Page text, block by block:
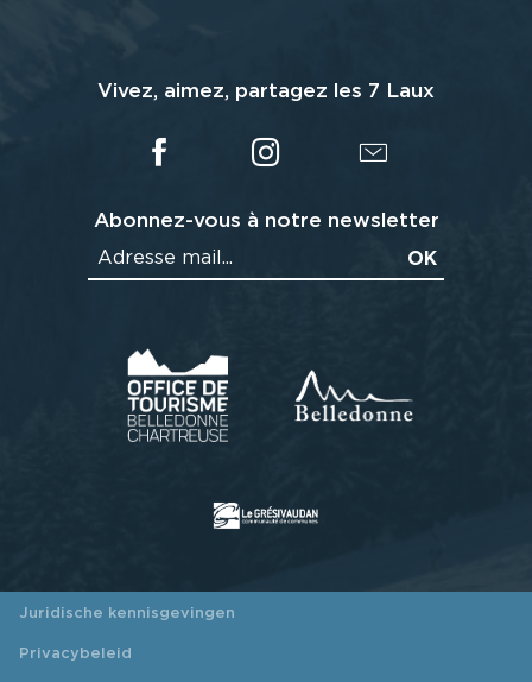
Vivez, aimez, partagez les 7 Laux
Abonnez-vous à notre newsletter
Juridische kennisgevingen
Privacybeleid